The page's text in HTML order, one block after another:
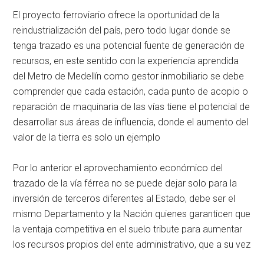
El proyecto ferroviario ofrece la oportunidad de la
reindustrialización del país, pero todo lugar donde se
tenga trazado es una potencial fuente de generación de
recursos, en este sentido con la experiencia aprendida
del Metro de Medellín como gestor inmobiliario se debe
comprender que cada estación, cada punto de acopio o
reparación de maquinaria de las vías tiene el potencial de
desarrollar sus áreas de influencia, donde el aumento del
valor de la tierra es solo un ejemplo
Por lo anterior el aprovechamiento económico del
trazado de la vía férrea no se puede dejar solo para la
inversión de terceros diferentes al Estado, debe ser el
mismo Departamento y la Nación quienes garanticen que
la ventaja competitiva en el suelo tribute para aumentar
los recursos propios del ente administrativo, que a su vez